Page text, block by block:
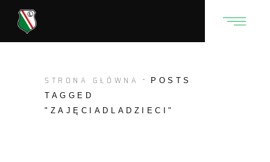
STRONA GŁÓWNA
POSTS
TAGGED
"ZAJĘCIADLADZIECI"